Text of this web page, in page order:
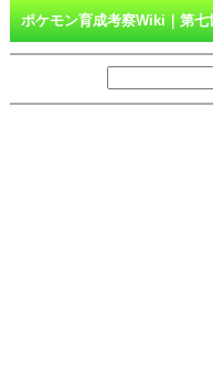
ポケモン育成考察Wiki｜第七